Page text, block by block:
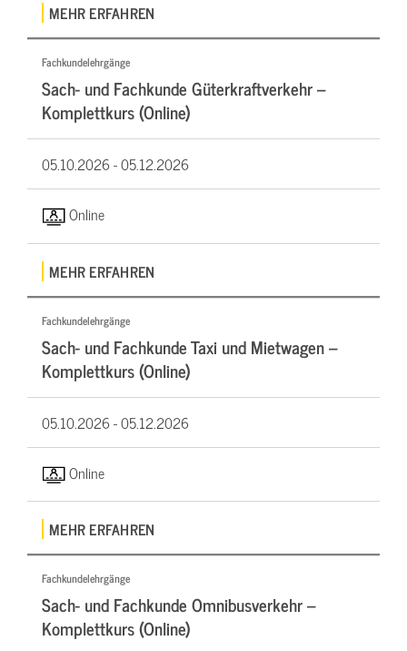
MEHR ERFAHREN
Fachkundelehrgänge
Sach- und Fachkunde Güterkraftverkehr –
Komplettkurs (Online)
05.10.2026 -05.12.2026
Online
MEHR ERFAHREN
Fachkundelehrgänge
Sach- und Fachkunde Taxi und Mietwagen –
Komplettkurs (Online)
05.10.2026 -05.12.2026
Online
MEHR ERFAHREN
Fachkundelehrgänge
Sach- und Fachkunde Omnibusverkehr –
Komplettkurs (Online)